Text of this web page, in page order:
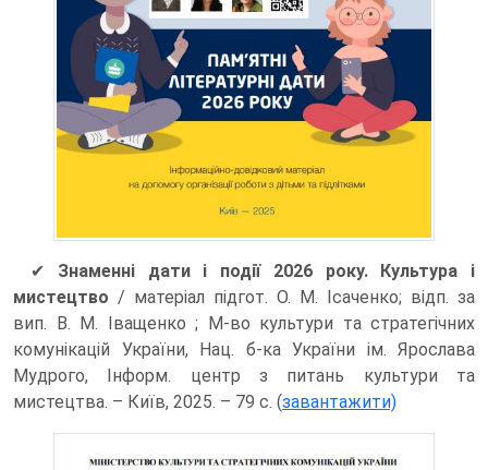
✔ Знаменні дати і події 2026 року. Культура і
мистецтво / матеріал підгот. О. М. Ісаченко; відп. за
вип. В. М. Іващенко ; М-во культури та стратегічних
комунікацій України, Нац. б-ка України ім. Ярослава
Мудрого, Інформ. центр з питань культури та
мистецтва. – Київ, 2025. – 79 с. (завантажити)